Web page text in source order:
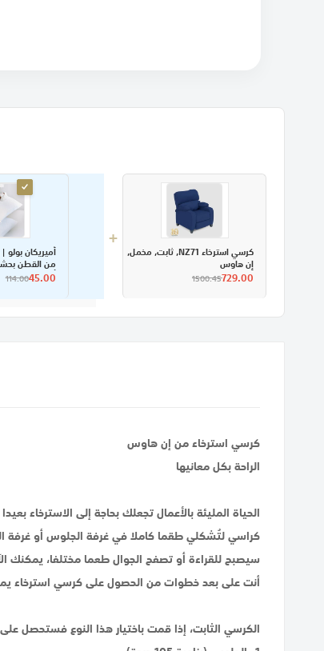
كرسي استرخاء NZ71, ثابت, مخمل,
إن هاوس
729.00
1500.45
+
أميريكان
من القطن
أبيض
45.00
114.00
كرسي استرخاء من إن هاوس
الراحة بكل معانيها
الحياة المليئة بالأعمال تجعلك بحاجة إلى
كراسي لتُشكلي طقما كاملا في غرفة الجلوس أو غرفة
سيصبح للقراءة أو تصفح الجوال طعما مختلفا، يمكنك
أنت على بعد خطوات من الحصول على كرسي استرخاء
الكرسي الثابت، إذا قمت باختيار هذا النوع فستحصل